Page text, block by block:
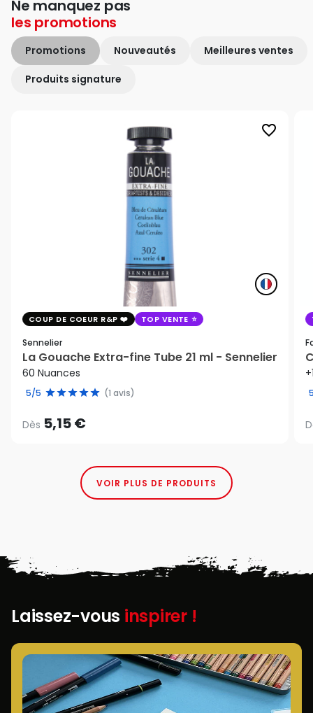
Ne manquez pas
les promotions
Promotions Nouveautés Meilleures ventes
Produits signature
favorite_border
COUP DE COEUR R&P TOP VENTE
Sennelier
La Gouache Extra-fine Tube 21 ml - Sennelier
60 Nuances
5/5 (1 avis)
Dès 5,15 €
VOIR PLUS DE PRODUITS
Laissez-vous inspirer !